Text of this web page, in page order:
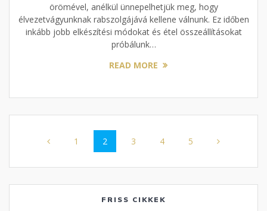
örömével, anélkül ünnepelhetjük meg, hogy
élvezetvágyunknak rabszolgájává kellene válnunk. Ez időben
inkább jobb elkészítési módokat és étel összeállításokat
próbálunk…
READ MORE
navigation
Page
1 Page
2 Page
3 Page
4 Page
5
FRISS CIKKEK